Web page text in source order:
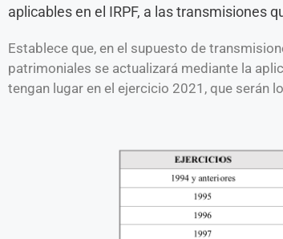
aplicables en el IRPF, a las transmisiones
Establece que, en el supuesto de
patrimoniales se actualizará mediante la
tengan lugar en el ejercicio 2021, que serán